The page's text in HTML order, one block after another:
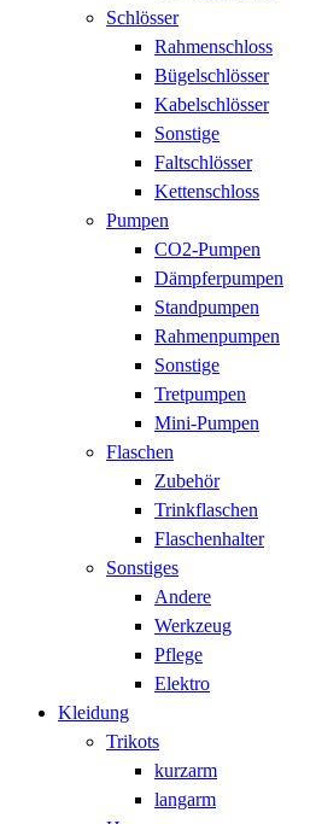
Schlösser
Rahmenschloss
Bügelschlösser
Kabelschlösser
Sonstige
Faltschlösser
Kettenschloss
Pumpen
CO2-Pumpen
Dämpferpumpen
Standpumpen
Rahmenpumpen
Sonstige
Tretpumpen
Mini-Pumpen
Flaschen
Zubehör
Trinkflaschen
Flaschenhalter
Sonstiges
Andere
Werkzeug
Pflege
Elektro
Kleidung
Trikots
kurzarm
langarm